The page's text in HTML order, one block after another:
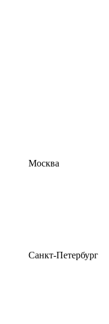
Москва
Санкт-Петербург